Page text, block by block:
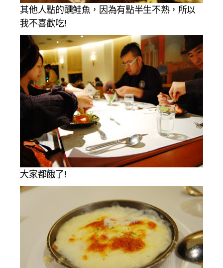
其他人點的醺鮭魚，因為有點半生不熟，所以
我不喜歡吃!
大家都餓了!